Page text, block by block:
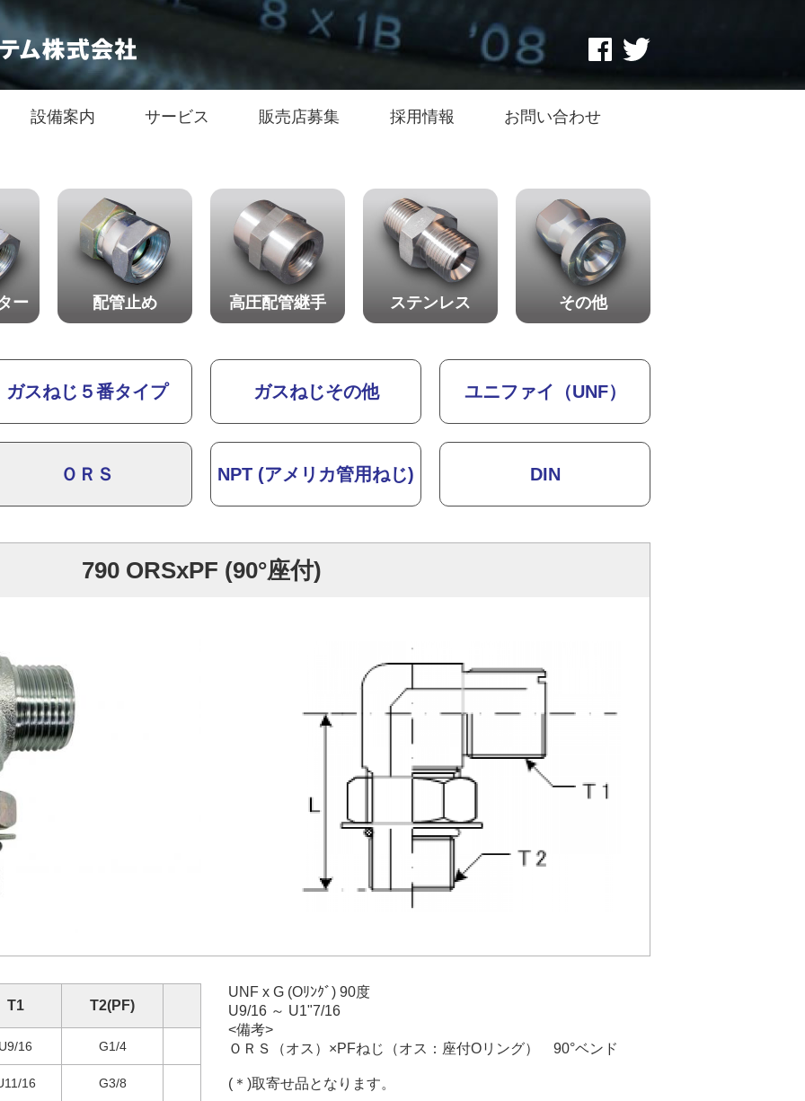
設備案内 サービス 販売店募集 採用情報 お問い合わせ
ー 配管止め 高圧配管継手 ステンレス その他
ガスねじ５番タイプ ガスねじその他 ユニファイ（UNF）
ＯＲＳ NPT (アメリカ管用ねじ) DIN
790 ORSxPF (90°座付)
T1 T2(PF)
16 G1/4
16 G3/8
UNF x G (Oﾘﾝｸﾞ) 90度
U9/16 ～ U1"7/16
<備考>
ＯＲＳ（オス）×PFねじ（オス：座付Oリング） 90°ベンド
(＊)取寄せ品となります。